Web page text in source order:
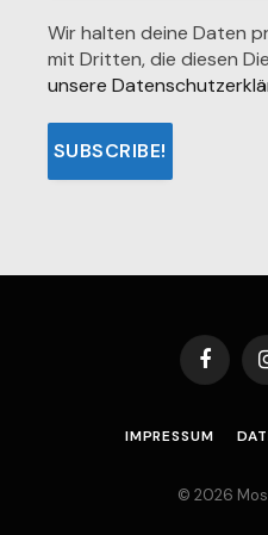
Wir halten deine Daten
mit Dritten, die diesen
unsere
IMPRESSUM
© 2026